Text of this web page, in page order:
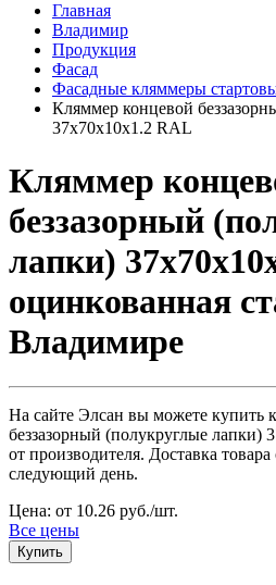
Главная
Владимир
Продукция
Фасад
Фасадные кляммеры
Кляммер концевой
37х70х10х1.2 RAL
Кляммер
беззазорный
лапки)
оцинкованная
Владимире
На сайте Элсан вы можете купить
беззазорный (полукруглые лапки)
от производителя. Доставка товара
следующий день.
Цена: от 10.26 руб./шт.
Все цены
Купить